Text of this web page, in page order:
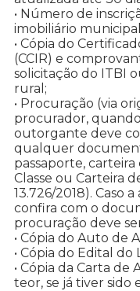
• Número de
imobiliário
• Cópia do
(CCIR) e
solicitação do ITBI
rural;
• Procuração (via
procurador,
outorgante deve
qualquer
passaporte,
Classe ou Carteira
13.726/2018). Caso
confira com o
procuração deve
• Cópia do Auto de
• Cópia do Edital do
• Cópia da Carta
teor, se já tiver sido